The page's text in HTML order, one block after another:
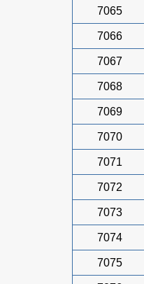
7065
7066
7067
7068
7069
7070
7071
7072
7073
7074
7075